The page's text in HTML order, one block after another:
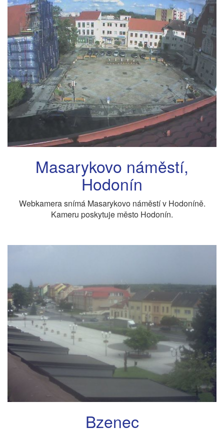
Masarykovo náměstí,
Hodonín
Webkamera snímá Masarykovo náměstí v Hodoníně.
Kameru poskytuje město Hodonín.
Bzenec